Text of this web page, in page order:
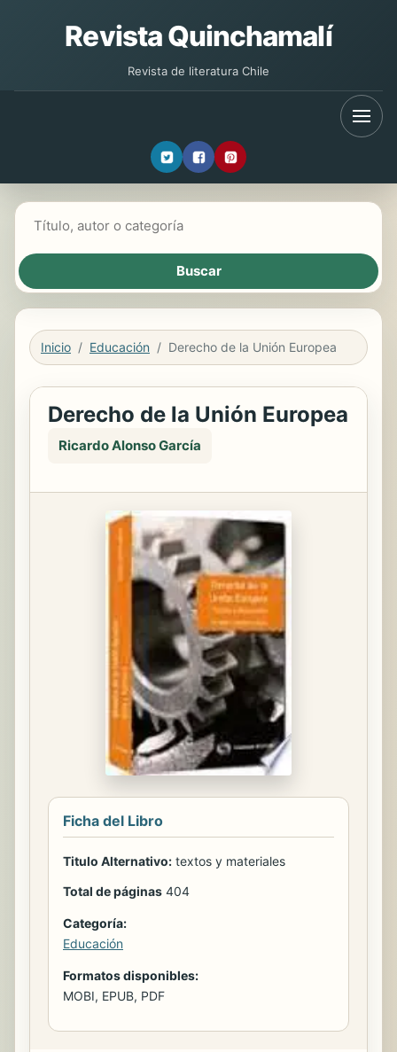
Revista Quinchamalí
Revista de literatura Chile
Inicio Educación Derecho de la Unión Europea
Derecho de la Unión Europea
Ricardo Alonso García
Ficha del Libro
Titulo Alternativo: textos y materiales
Total de páginas 404
Categoría:
Educación
Formatos disponibles:
MOBI, EPUB, PDF